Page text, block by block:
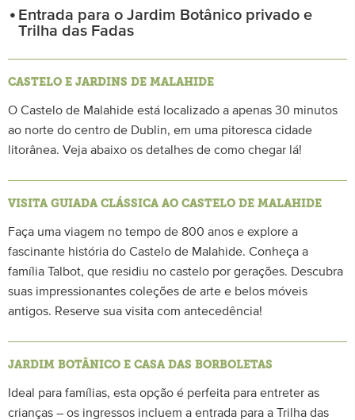
Entrada para o Jardim Botânico privado e
Trilha das Fadas
CASTELO E JARDINS DE MALAHIDE
O Castelo de Malahide está localizado a apenas 30 minutos
ao norte do centro de Dublin, em uma pitoresca cidade
litorânea. Veja abaixo os detalhes de como chegar lá!
VISITA GUIADA CLÁSSICA AO CASTELO DE MALAHIDE
Faça uma viagem no tempo de 800 anos e explore a
fascinante história do Castelo de Malahide. Conheça a
família Talbot, que residiu no castelo por gerações. Descubra
suas impressionantes coleções de arte e belos móveis
antigos. Reserve sua visita com antecedência!
JARDIM BOTÂNICO E CASA DAS BORBOLETAS
Ideal para famílias, esta opção é perfeita para entreter as
crianças – os ingressos incluem a entrada para a Trilha das